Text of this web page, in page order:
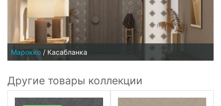
Марокко / Касабланка
Другие товары коллекции